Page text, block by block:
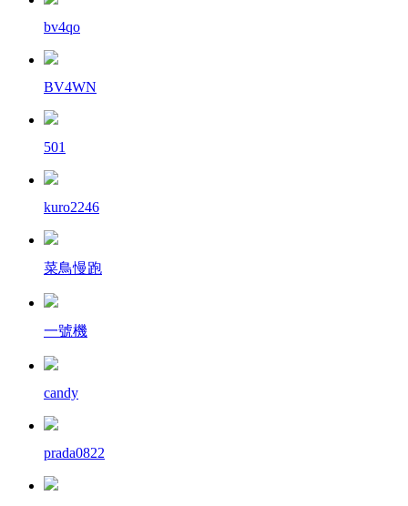
bv4qo
BV4WN
501
kuro2246
菜鳥慢跑
一號機
candy
prada0822